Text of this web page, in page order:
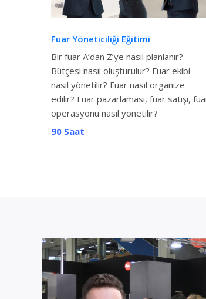
Fuar Yöneticiliği Eğitimi
Bir fuar A’dan Z’ye nasıl planlanır?
Bütçesi nasıl oluşturulur? Fuar ekibi
nasıl yönetilir? Fuar nasıl organize
edilir? Fuar pazarlaması, fuar satışı,
operasyonu nasıl yönetilir?
90 Saat